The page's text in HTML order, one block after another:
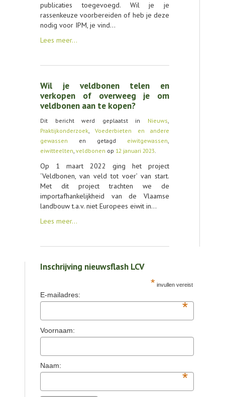
publicaties toegevoegd. Wil je je
rassenkeuze voorbereiden of heb je deze
nodig voor IPM, je vind…
Lees meer…
Wil je veldbonen telen en
verkopen of overweeg je om
veldbonen aan te kopen?
Dit bericht werd geplaatst in Nieuws,
Praktijkonderzoek,Voederbieten en andere
gewassen en getagd eiwitgewassen,
eiwitteelten, veldbonen op 12 januari 2023.
Op 1 maart 2022 ging het project
‘Veldbonen, van veld tot voer’ van start.
Met dit project trachten we de
importafhankelijkheid van de Vlaamse
landbouw t.a.v. niet Europees eiwit in…
Lees meer…
Inschrijving nieuwsflash LCV
* invullen vereist
E-mailadres:
*
Voornaam:
Naam:
*